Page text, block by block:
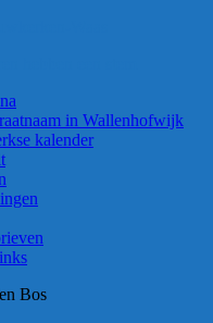
in Wallenhofwijk
kalender